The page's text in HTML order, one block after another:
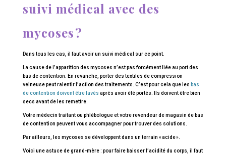
suivi médical avec des
mycoses ?
Dans tous les cas, il faut avoir un suivi médical sur ce point.
La cause de l’apparition des mycoses n’est pas forcément liée au port des
bas de contention. En revanche, porter des textiles de compression
veineuse peut ralentir l’action des traitements. C’est pour cela que les bas
de contention doivent être lavés après avoir été portés. Ils doivent être bien
secs avant de les remettre.
Votre médecin traitant ou phlébologue et votre revendeur de magasin de bas
de contention peuvent vous accompagner pour trouver des solutions.
Par ailleurs, les mycoses se développent dans un terrain « acide ».
Voici une astuce de grand-mère : pour faire baisser l’acidité du corps, il faut